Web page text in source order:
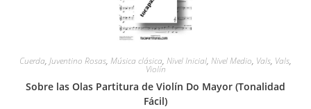
Cuerda, Juventino Rosas, Música clásica, Nivel Inicial, Nivel Medio, Vals, Vals,
Violín
Sobre las Olas Partitura de Violín Do Mayor (Tonalidad
Fácil)